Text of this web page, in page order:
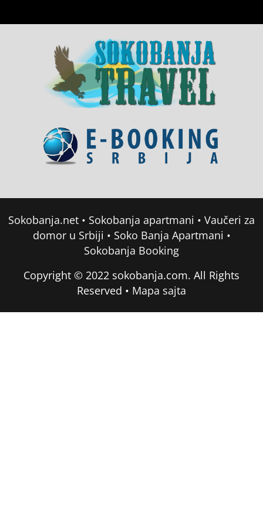
Sokobanja.net • Sokobanja apartmani • Vaučeri za
domor u Srbiji • Soko Banja Apartmani •
Sokobanja Booking
Copyright © 2022 sokobanja.com. All Rights
Reserved • Mapa sajta